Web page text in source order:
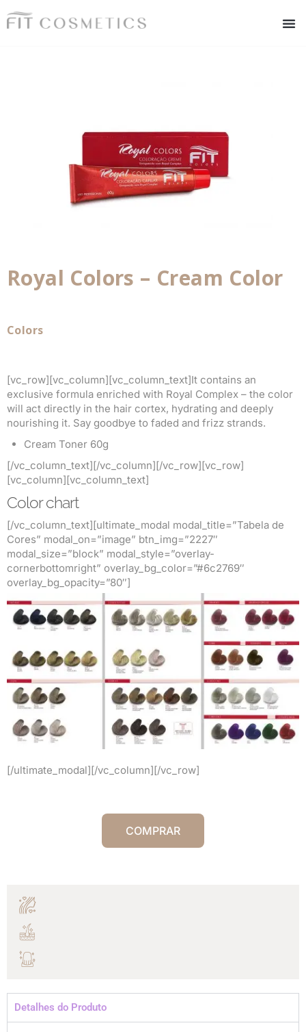
Royal Colors – Cream Color
Colors
[vc_row][vc_column][vc_column_text]It contains an
exclusive formula enriched with Royal Complex – the color
will act directly in the hair cortex, hydrating and deeply
nourishing it. Say goodbye to faded and frizz strands.
Cream Toner 60g
[/vc_column_text][/vc_column][/vc_row][vc_row]
[vc_column][vc_column_text]
Color chart
[/vc_column_text][ultimate_modal modal_title=”Tabela de
Cores” modal_on=”image” btn_img=”2227″
modal_size=”block” modal_style=”overlay-
cornerbottomright” overlay_bg_color=”#6c2769″
overlay_bg_opacity=”80″]
[/ultimate_modal][/vc_column][/vc_row]
COMPRAR
Detalhes do Produto